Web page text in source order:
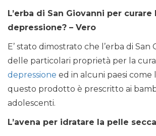
L’erba di San Giovanni per curare
depressione? – Vero
E’ stato dimostrato che l’erba di San
delle particolari proprietà per la
depressione ed in alcuni paesi come
questo prodotto è prescritto ai
adolescenti.
L’avena per idratare la pelle